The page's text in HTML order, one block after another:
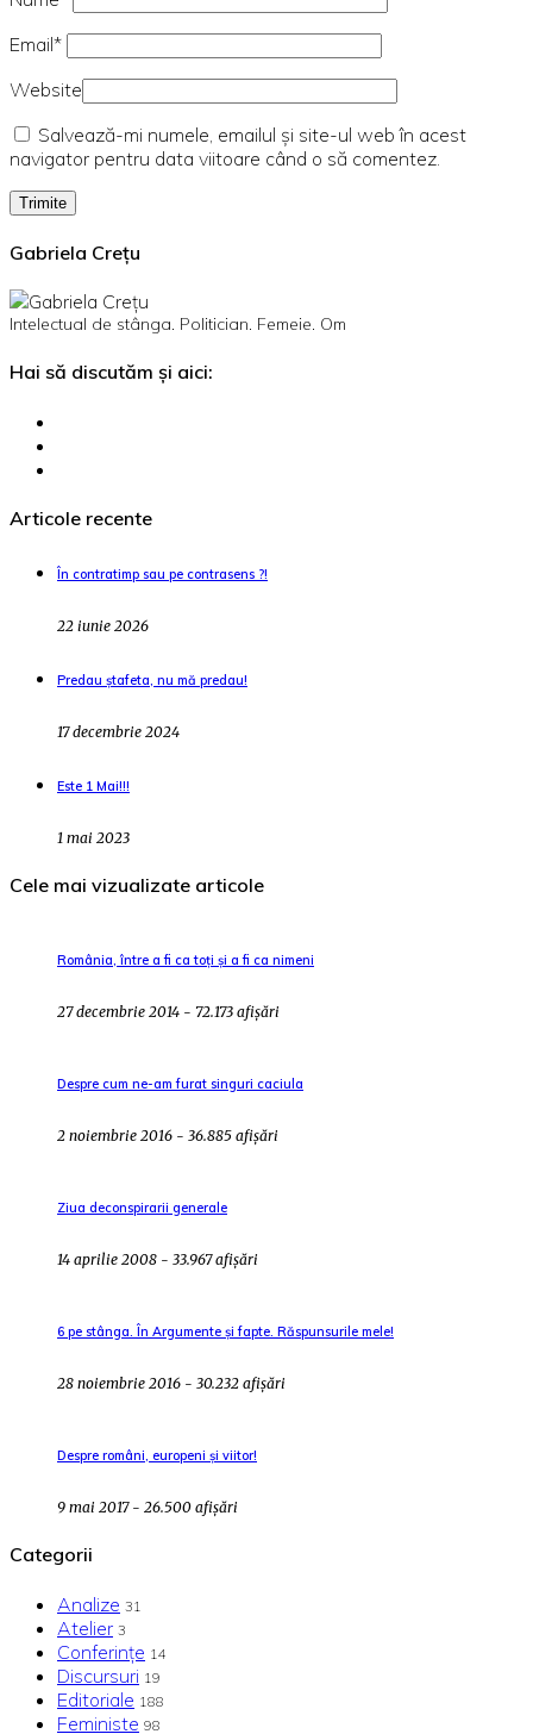
Email*
Website
Salvează-mi numele, emailul și site-ul web în acest
navigator pentru data viitoare când o să comentez.
Gabriela Crețu
Intelectual de stânga. Politician. Femeie. Om
Hai să discutăm și aici:
Articole recente
În contratimp sau pe contrasens ?!
22 iunie 2026
Predau ștafeta, nu mă predau!
17 decembrie 2024
Este 1 Mai!!!
1 mai 2023
Cele mai vizualizate articole
România, între a fi ca toți și a fi ca nimeni
27 decembrie 2014 - 72.173 afișări
Despre cum ne-am furat singuri caciula
2 noiembrie 2016 - 36.885 afișări
Ziua deconspirarii generale
14 aprilie 2008 - 33.967 afișări
6 pe stânga. În Argumente și fapte. Răspunsurile mele!
28 noiembrie 2016 - 30.232 afișări
Despre români, europeni și viitor!
9 mai 2017 - 26.500 afișări
Categorii
Analize 31
Atelier 3
Conferințe 14
Discursuri 19
Editoriale 188
Feministe 98